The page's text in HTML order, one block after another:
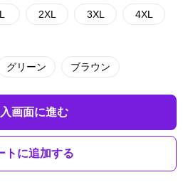
2XL 3XL 4XL
グリーン ブラウン
画面に進む
トに追加する